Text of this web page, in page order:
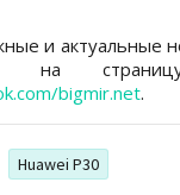
и актуальные
на
bigmir.net.
Huawei P30